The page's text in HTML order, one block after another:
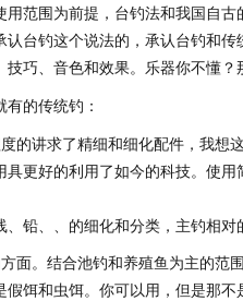
用范围为前提，台钓法和我国自
认台钓这个说法的，承认台钓和
技巧、音色和效果。乐器你不懂
的传统钓：
的讲求了精细和细化配件，我想
具更好的利用了如今的科技。使
、铅、、的细化和分类，主钓相
面。结合池钓和养殖鱼为主的范
假饵和虫饵。你可以用，但是那